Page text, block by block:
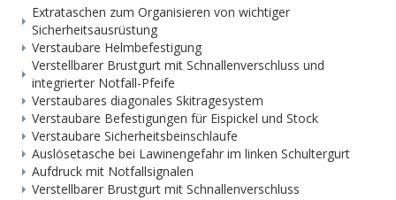
Extrataschen zum Organisieren von wichtiger
Sicherheitsausrüstung
Verstaubare Helmbefestigung
Verstellbarer Brustgurt mit Schnallenverschluss und
integrierter Notfall-Pfeife
Verstaubares diagonales Skitragesystem
Verstaubare Befestigungen für Eispickel und Stock
Verstaubare Sicherheitsbeinschlaufe
Auslösetasche bei Lawinengefahr im linken Schultergurt
Aufdruck mit Notfallsignalen
Verstellbarer Brustgurt mit Schnallenverschluss